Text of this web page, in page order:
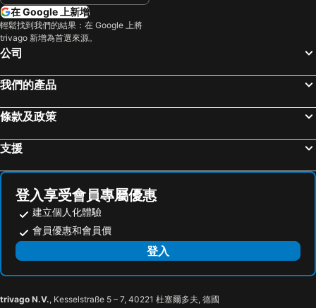
在 Google 上新增
輕鬆找到我們的結果：在 Google 上將
trivago 新增為首選來源。
公司
我們的產品
條款及政策
支援
登入享受會員專屬優惠
建立個人化體驗
會員優惠和會員價
登入
trivago N.V., Kesselstraße 5 – 7, 40221 杜塞爾多夫, 德國